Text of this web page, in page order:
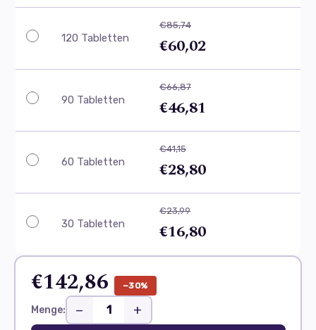
120 Tabletten
€85,74
€60,02
90 Tabletten
€66,87
€46,81
60 Tabletten
€41,15
€28,80
30 Tabletten
€23,99
€16,80
€142,86 −30%
Menge: − +